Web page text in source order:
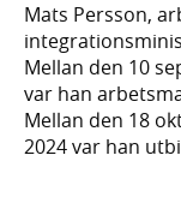
med
sökförslag
Mats Persson,
Mellan den 10
var han
Mellan den 18
2024 var han